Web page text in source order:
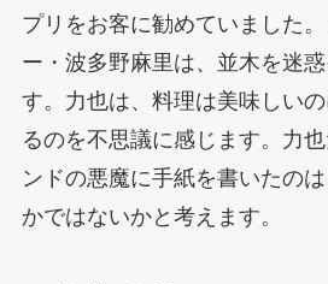
プリをお客に勧めていました
ー・波多野麻里は、並木を迷
す。力也は、料理は美味しい
るのを不思議に感じます。力
ンドの悪魔に手紙を書いたの
かではないかと考えます。